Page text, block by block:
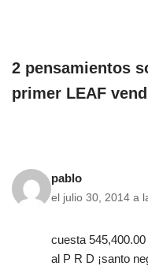
2 pensamientos
primer LEAF
pablo
el julio 30, 2014 a
cuesta
al P R D ¡santo